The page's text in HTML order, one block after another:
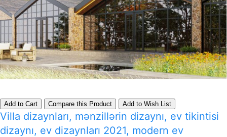
Add to Cart Compare this Product Add to Wish List
Villa dizaynları, mənzillərin dizaynı, ev tikintisi
dizaynı, ev dizaynları 2021, modern ev